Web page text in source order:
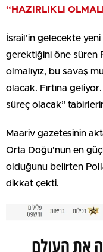
“HAZIRLIKLI
İsrail’in gelecekte yeni
gerektiğini öne süren
olmalıyız, bu savaş
olacak. Fırtına
süreç olacak”
Maariv gazetesinin
Orta Doğu’nun en
olduğunu belirten
dikkat çekti.